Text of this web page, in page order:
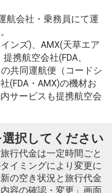
航会社・乗務員にて運
ンズ)、AMX(天草エア
携航空会社(FDA、
共同運航便（コードシ
(FDA・AMX)の機材お
サービスも提携航空会
択してください
行代金は一定時間ごと
イミングにより変更に
の空き状況と旅行代金
容の確認・変更」画面